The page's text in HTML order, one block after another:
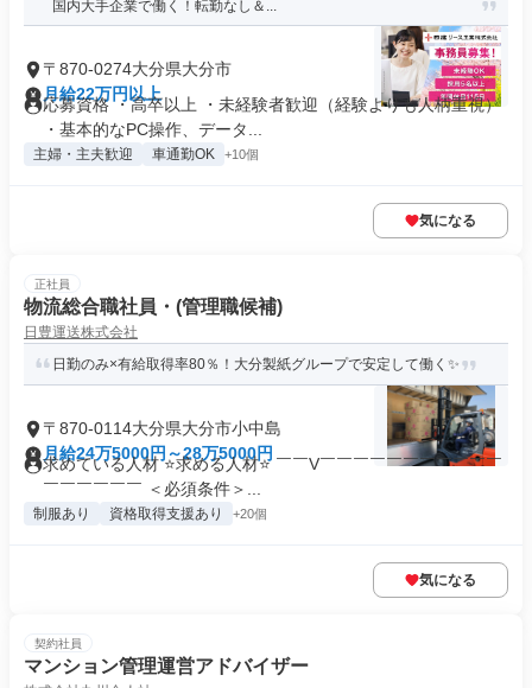
国内大手企業で働く！転勤なし＆...
〒870-0274大分県大分市
月給22万円以上
応募資格 ・高卒以上 ・未経験者歓迎（経験よりも人柄重視）
・基本的なPC操作、データ...
主婦・主夫歓迎 車通勤OK +10個
気になる
正社員
物流総合職社員・(管理職候補)
日豊運送株式会社
日勤のみ×有給取得率80％！大分製紙グループで安定して働く✨
〒870-0114大分県大分市小中島
月給24万5000円～28万5000円
求めている人材 ⭐求める人材⭐ ￣￣V￣￣￣￣￣￣￣￣￣￣￣
￣￣￣￣￣￣ ＜必須条件＞...
制服あり 資格取得支援あり +20個
気になる
契約社員
マンション管理運営アドバイザー